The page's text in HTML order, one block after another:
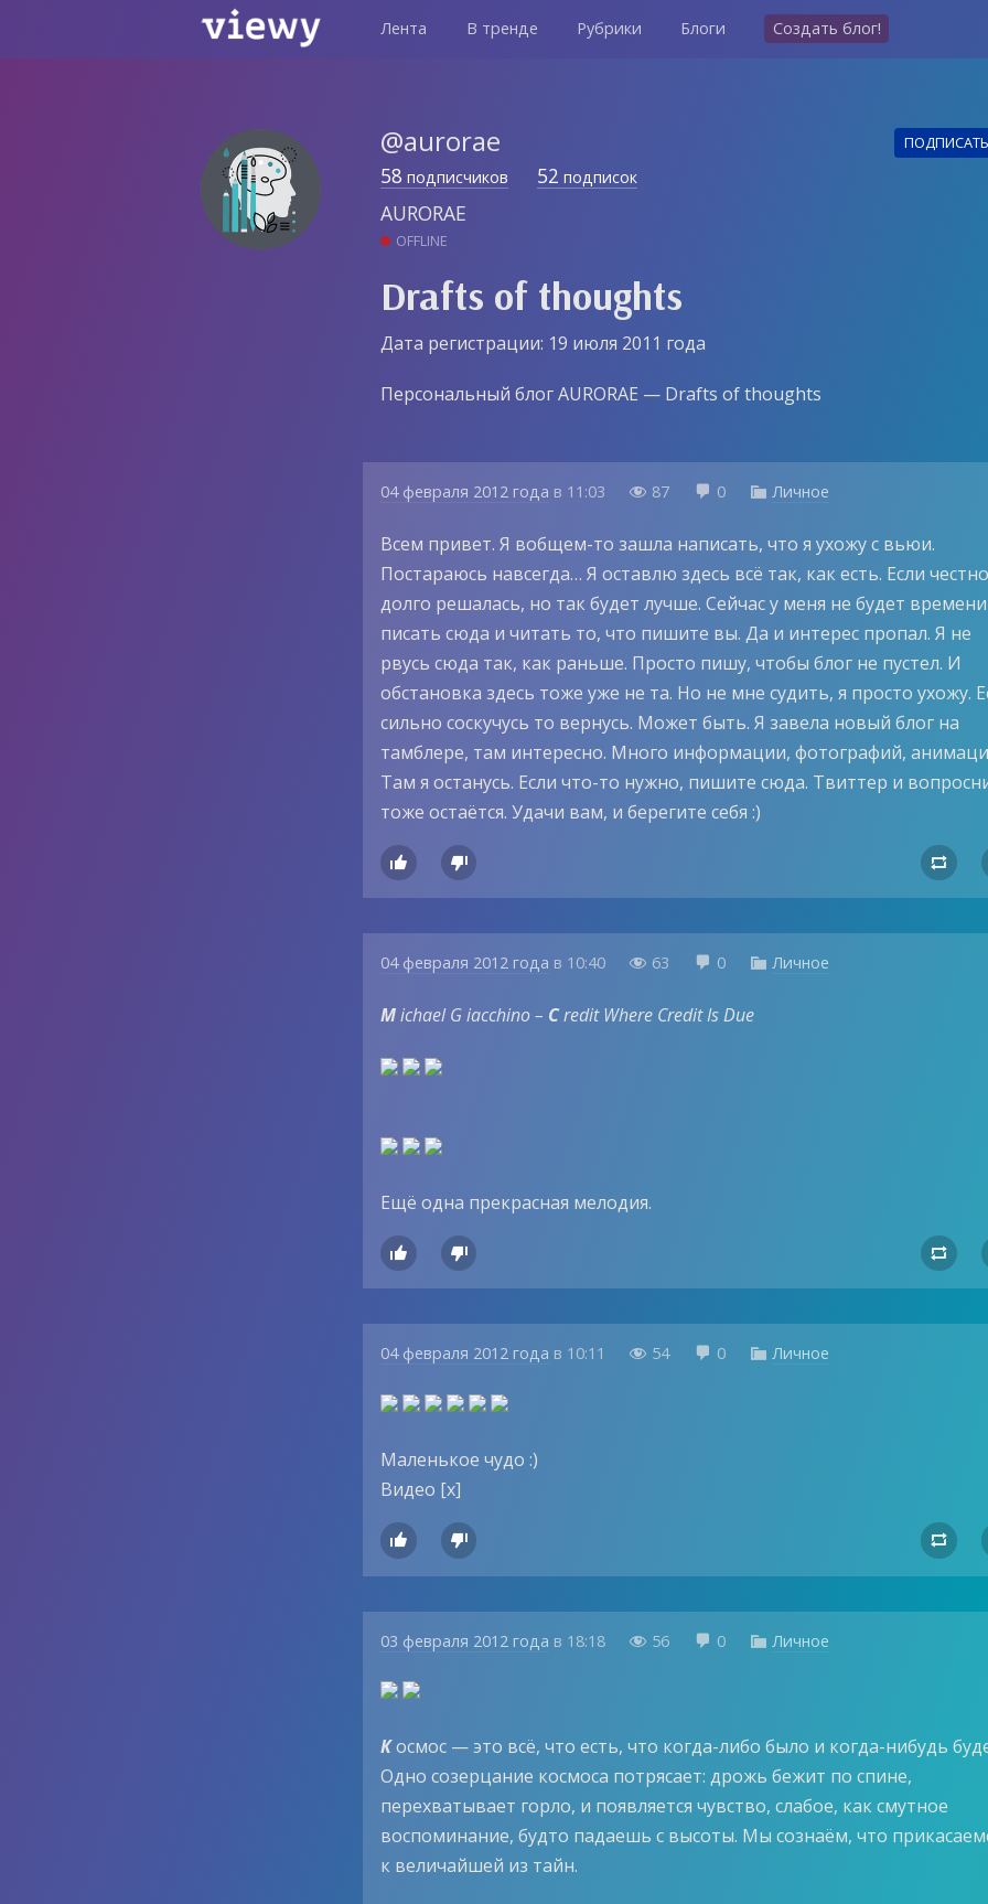
Лента В тренде Рубрики Блоги Создать блог!
@aurorae
58 подписчиков 52 подписок
AURORAE
OFFLINE
Drafts of thoughts
Дата регистрации: 19 июля 2011 года
Персональный блог AURORAE — Drafts of thoughts
04 февраля 2012 года в 11:03  87  0  Личное
Всем привет. Я вобщем-то зашла написать, что я ухожу с вьюи.
Постараюсь навсегда… Я оставлю здесь всё так, как есть. Если
долго решалась, но так будет лучше. Сейчас у меня не будет времени
писать сюда и читать то, что пишите вы. Да и интерес пропал. Я не
рвусь сюда так, как раньше. Просто пишу, чтобы блог не пустел. И
обстановка здесь тоже уже не та. Но не мне судить, я просто ухожу.
сильно соскучусь то вернусь. Может быть. Я завела новый блог на
тамблере, там интересно. Много информации, фотографий,
Там я останусь. Если что-то нужно, пишите сюда. Твиттер и
тоже остаётся. Удачи вам, и берегите себя :)
  
04 февраля 2012 года в 10:40  63  0  Личное
Michael Giacchino – Credit Where Credit Is Due
Ещё одна прекрасная мелодия.
  
04 февраля 2012 года в 10:11  54  0  Личное
Маленькое чудо :)
Видео [х]
  
03 февраля 2012 года в 18:18  56  0  Личное
Космос — это всё, что есть, что когда-либо было и когда-нибудь
Одно созерцание космоса потрясает: дрожь бежит по спине,
перехватывает горло, и появляется чувство, слабое, как смутное
воспоминание, будто падаешь с высоты. Мы сознаём, что
к величайшей из тайн.